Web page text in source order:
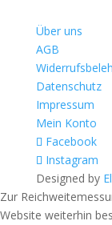
Über uns
AGB
Datenschutz
Impressum
Mein Konto
Facebook
Instagram
Designed by
Zur
Website weiterhin